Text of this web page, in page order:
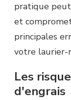
pratique
et
principales
votre laurier-
Les
d'engrais